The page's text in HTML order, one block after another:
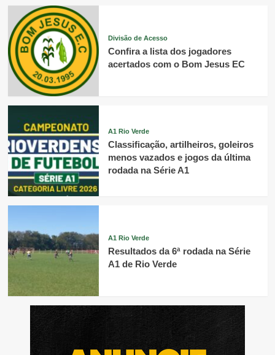
Divisão de Acesso
Confira a lista dos jogadores
acertados com o Bom Jesus EC
A1 Rio Verde
Classificação, artilheiros, goleiros
menos vazados e jogos da última
rodada na Série A1
A1 Rio Verde
Resultados da 6ª rodada na Série
A1 de Rio Verde